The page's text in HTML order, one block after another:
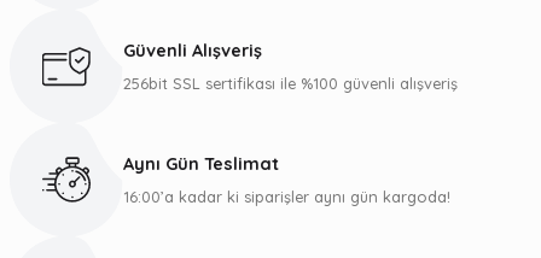
Ürün bilgilerinde hatalar bulunuyor.
Güvenli Alışveriş
256bit SSL sertifikası ile %100 güvenli alışveriş
Aynı Gün Teslimat
16:00’a kadar ki siparişler aynı gün kargoda!